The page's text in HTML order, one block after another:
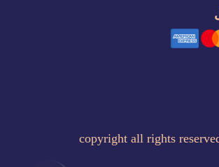
copyright all rights